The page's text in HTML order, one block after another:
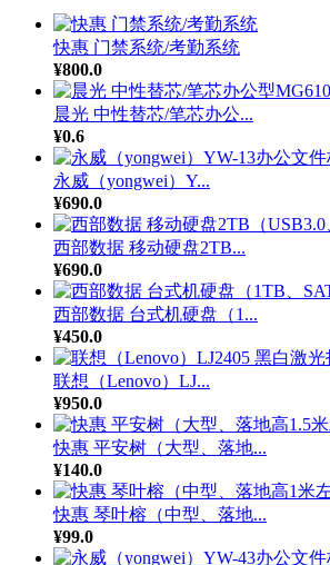
快惠 门禁系统/考勤系统
¥800.0
晨光 中性替芯/笔芯办公...
¥0.6
永威（yongwei）Y...
¥690.0
西部数据 移动硬盘2TB...
¥690.0
西部数据 台式机硬盘（1...
¥450.0
联想（Lenovo）LJ...
¥950.0
快惠 平安树（大型、落地...
¥140.0
快惠 琴叶榕（中型、落地...
¥99.0